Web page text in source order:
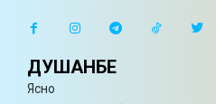
ДУШАНБЕ
Ясно